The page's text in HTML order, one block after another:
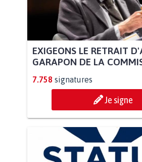
EXIGEONS LE RETRAIT
GARAPON DE LA
7.758 signatures
Je signe